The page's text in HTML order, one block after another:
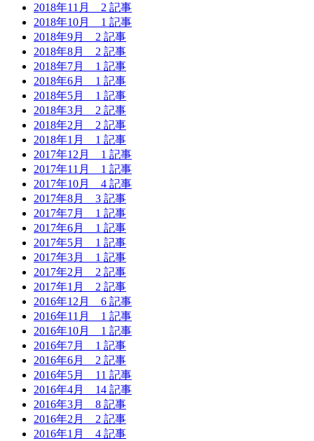
2018年11月 2 記事
2018年10月 1 記事
2018年9月 2 記事
2018年8月 2 記事
2018年7月 1 記事
2018年6月 1 記事
2018年5月 1 記事
2018年3月 2 記事
2018年2月 2 記事
2018年1月 1 記事
2017年12月 1 記事
2017年11月 1 記事
2017年10月 4 記事
2017年8月 3 記事
2017年7月 1 記事
2017年6月 1 記事
2017年5月 1 記事
2017年3月 1 記事
2017年2月 2 記事
2017年1月 2 記事
2016年12月 6 記事
2016年11月 1 記事
2016年10月 1 記事
2016年7月 1 記事
2016年6月 2 記事
2016年5月 11 記事
2016年4月 14 記事
2016年3月 8 記事
2016年2月 2 記事
2016年1月 4 記事